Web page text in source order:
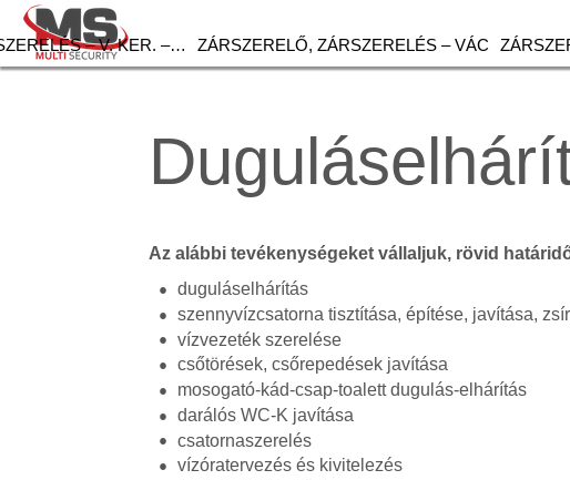
– V. KER. –… ZÁRSZERELŐ, ZÁRSZERELÉS – VÁC
Az alábbi tevékenységeket vállaljuk, rövid
duguláselhárítás
szennyvízcsatorna tisztítása, építése, javítása,
vízvezeték szerelése
csőtörések, csőrepedések javítása
mosogató-kád-csap-toalett dugulás-elhárítás
darálós WC-K javítása
csatornaszerelés
vízóratervezés és kivitelezés